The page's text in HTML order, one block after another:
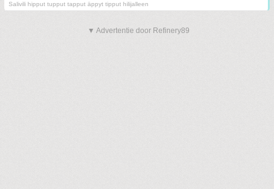
Salivili hipput tupput tapput äppyt tipput hilijalleen
▼ Advertentie door Refinery89